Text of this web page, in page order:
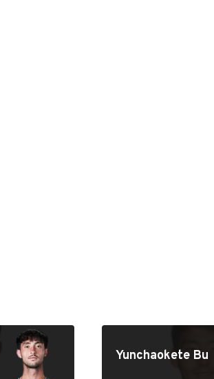
Yunchaokete Bu